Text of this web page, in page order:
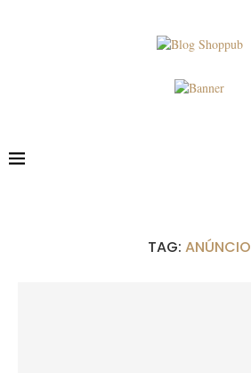
TAG: ANÚNCIO